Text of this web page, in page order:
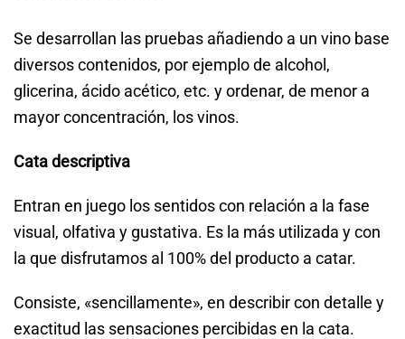
Se desarrollan las pruebas añadiendo a un vino base
diversos contenidos, por ejemplo de alcohol,
glicerina, ácido acético, etc. y ordenar, de menor a
mayor concentración, los vinos.
Cata descriptiva
Entran en juego los sentidos con relación a la fase
visual, olfativa y gustativa. Es la más utilizada y con
la que disfrutamos al 100% del producto a catar.
Consiste, «sencillamente», en describir con detalle y
exactitud las sensaciones percibidas en la cata.